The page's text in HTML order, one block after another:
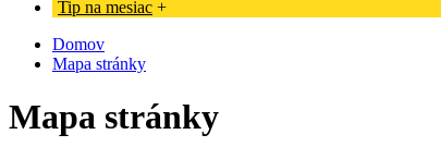
Tip na mesiac +
Domov
Mapa stránky
Mapa stránky